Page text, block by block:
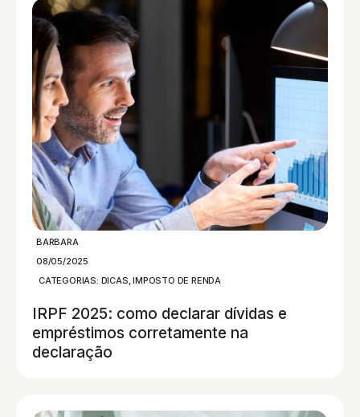
BARBARA
08/05/2025
CATEGORIAS: DICAS ,IMPOSTO DE RENDA
IRPF 2025: como declarar dívidas e
empréstimos corretamente na
declaração